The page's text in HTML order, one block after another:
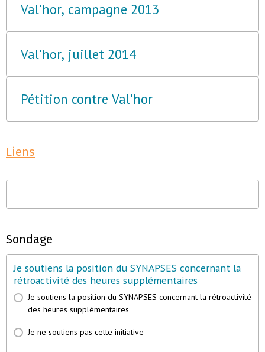
Val'hor, campagne 2013
Val'hor, juillet 2014
Pétition contre Val'hor
Liens
Sondage
Je soutiens la position du SYNAPSES concernant la
rétroactivité des heures supplémentaires
Je soutiens la position du SYNAPSES concernant la rétroactivité
des heures supplémentaires
Je ne soutiens pas cette initiative